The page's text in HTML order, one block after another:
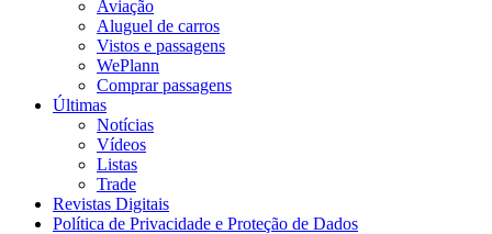
Aviação
Aluguel de carros
Vistos e passagens
WePlann
Comprar passagens
Últimas
Notícias
Vídeos
Listas
Trade
Revistas Digitais
Política de Privacidade e Proteção de Dados